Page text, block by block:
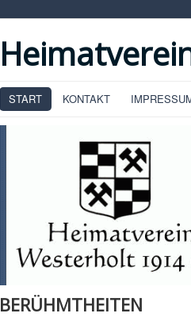
START KONTAKT
BERÜHMTHEITEN